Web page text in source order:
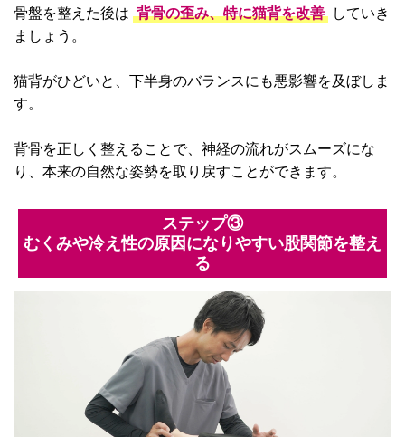
骨盤を整えた後は 背骨の歪み、特に猫背を改善 していき
ましょう。
猫背がひどいと、下半身のバランスにも悪影響を及ぼしま
す。
背骨を正しく整えることで、神経の流れがスムーズにな
り、本来の自然な姿勢を取り戻すことができます。
ステップ③
むくみや冷え性の原因になりやすい股関節を整え
る